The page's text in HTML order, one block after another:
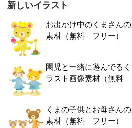
新しいイラスト
お出かけ中のくまさん
素材（無料 フリー）
園児と一緒に遊んでる
ラスト画像素材（無料
くまの子供とお母さん
素材（無料 フリー）